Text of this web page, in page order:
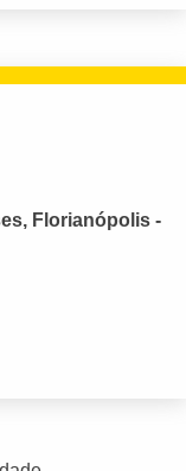
Florianópolis -